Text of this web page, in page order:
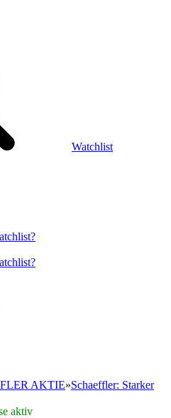
Watchlist
AKTIE»Schaeffler: Starker
aktiv